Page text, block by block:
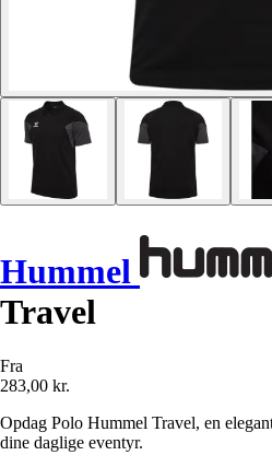
Hummel
Travel
Fra
283,00 kr.
Opdag Polo Hummel Travel, en
dine daglige eventyr.